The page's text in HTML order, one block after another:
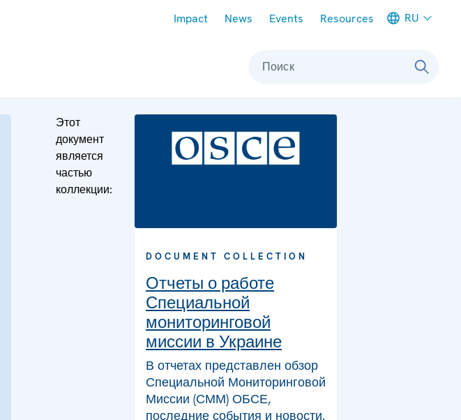
Impact News Events Resources RU
Поиск
Этот
документ
является
частью
коллекции:
DOCUMENT COLLECTION
Отчеты о работе
Специальной
мониторинговой
миссии в Украине
В отчетах представлен обзор
Специальной Мониторинговой
Миссии (СММ) ОБСЕ,
последние события и новости.